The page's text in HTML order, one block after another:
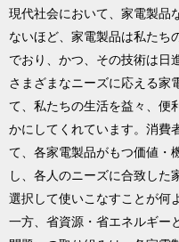
現代社会において、家電製品
ないほど、家電製品は私たち
でおり、かつ、その技術は日
さまざまなニーズに応える家
て、私たちの生活を益々、便
かにしてくれています。消費
て、各家電製品がもつ価値・
し、各人のニーズに合致した
選択して使いこなすことが何
一方、省資源・省エネルギー